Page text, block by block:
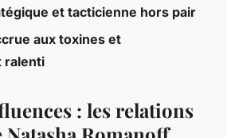
et tacticienne hors pair
aux toxines et
ralenti
: les relations